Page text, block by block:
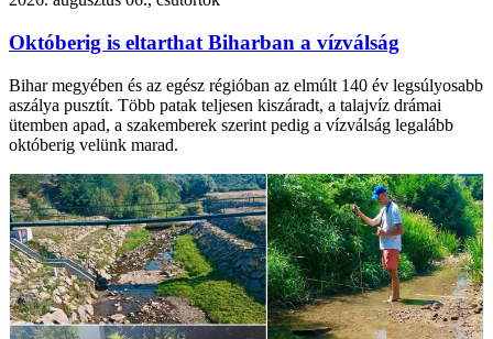
Októberig is eltarthat Biharban a vízválság
Bihar megyében és az egész régióban az elmúlt 140 év legsúlyosabb
aszálya pusztít. Több patak teljesen kiszáradt, a talajvíz drámai
ütemben apad, a szakemberek szerint pedig a vízválság legalább
októberig velünk marad.